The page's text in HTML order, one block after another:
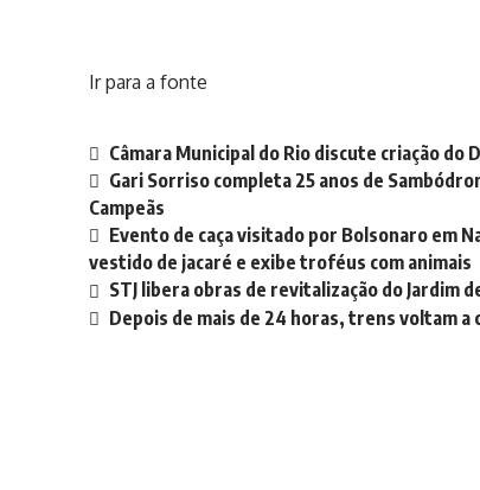
Ir para a fonte
Câmara Municipal do Rio discute criação
Gari Sorriso completa 25 anos de
Campeãs
Evento de caça visitado por Bolsonaro em
vestido de jacaré e exibe troféus com animais
STJ libera obras de revitalização do Jardim
Depois de mais de 24 horas, trens voltam a